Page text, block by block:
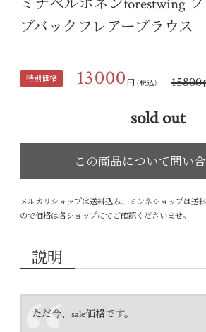
ミナペルホネンforestwing
ブバックフレアーブラウス
特別価格 13000 円 (税込) 15800
sold out
メルカリショップは送料込み、ミンネショップは送
ので価格は各ショップにてご確認くださいませ。
説明
ただ今、sale価格です。